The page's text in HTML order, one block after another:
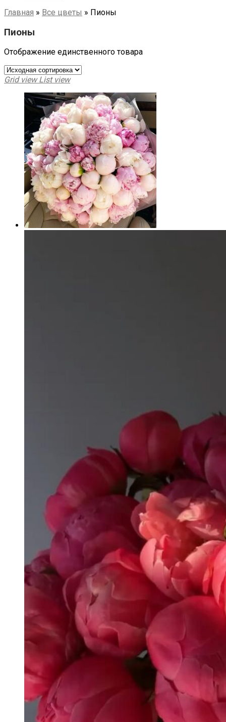
Главная » Все цветы » Пионы
Пионы
Отображение единственного товара
Grid view List view